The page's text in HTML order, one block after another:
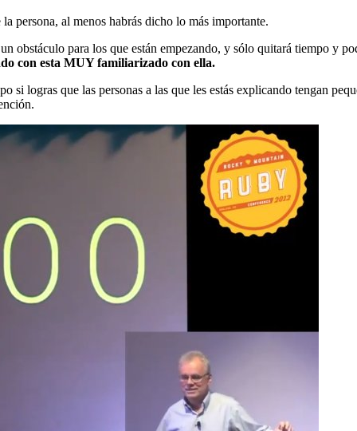
persona, al menos habrás dicho lo más importante.
obstáculo para los que están empezando, y sólo quitará tiempo y
con esta MUY familiarizado con ella.
logras que las personas a las que les estás explicando tengan